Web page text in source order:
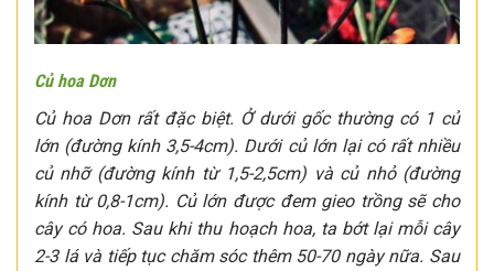
Củ hoa Dơn
Củ hoa Dơn rất đặc biệt. Ở dưới gốc thường có 1 củ
lớn (đường kính 3,5-4cm). Dưới củ lớn lại có rất nhiều
củ nhỡ (đường kính từ 1,5-2,5cm) và củ nhỏ (đường
kính từ 0,8-1cm). Củ lớn được đem gieo trồng sẽ cho
cây có hoa. Sau khi thu hoạch hoa, ta bớt lại mỗi cây
2-3 lá và tiếp tục chăm sóc thêm 50-70 ngày nữa. Sau